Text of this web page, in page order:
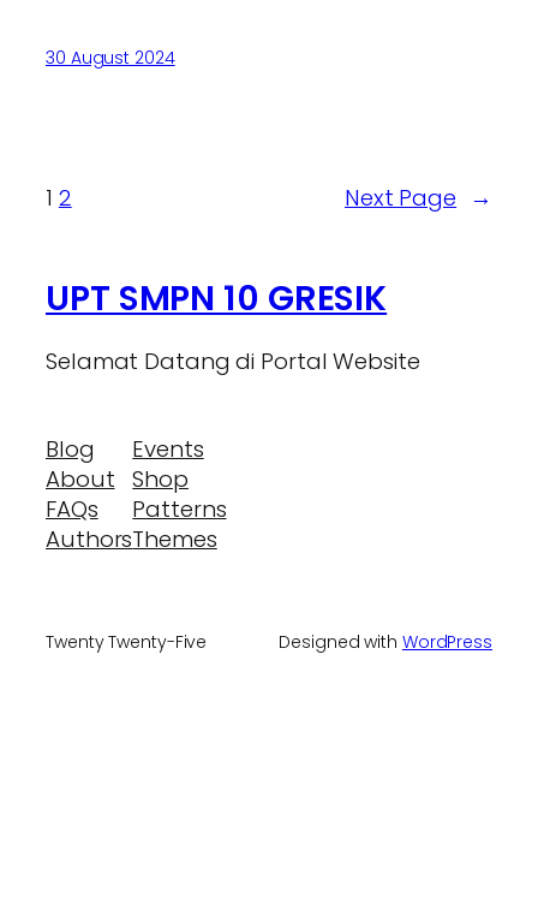
30 August 2024
1 2 Next Page →
UPT SMPN 10 GRESIK
Selamat Datang di Portal Website
Blog
About
FAQs
Authors
Events
Shop
Patterns
Themes
Twenty Twenty-Five Designed with WordPress